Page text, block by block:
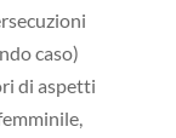
caso)
di aspetti